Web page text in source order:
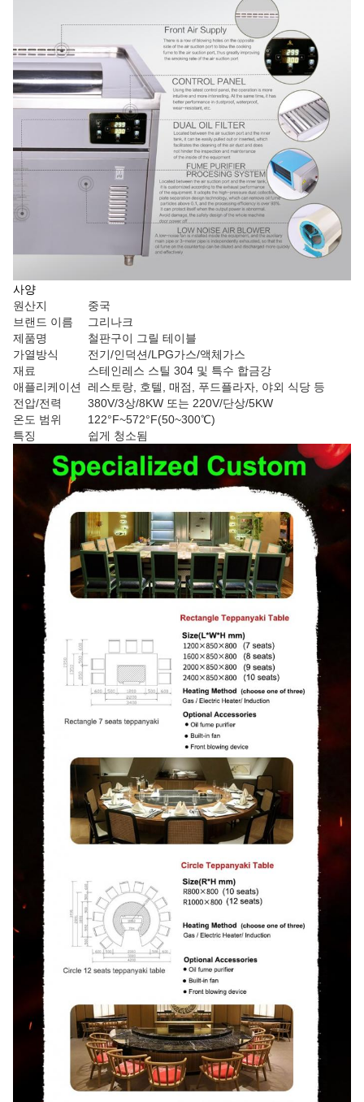
사양
원산지
중국
브랜드 이름
그리나크
제품명
철판구이 그릴 테이블
가열방식
전기/인덕션/LPG가스/액체가스
재료
스테인레스 스틸 304 및 특수 합금강
애플리케이션
레스토랑, 호텔, 매점, 푸드플라자, 야외 식당 등
전압/전력
380V/3상/8KW 또는 220V/단상/5KW
온도 범위
122°F~572°F(50~300℃)
특징
쉽게 청소됨